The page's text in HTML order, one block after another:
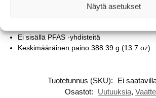
Näytä asetukset
Valmistettu reilun kaupan Fair Trade
Ei sisällä PFAS -yhdisteitä
Keskimääräinen paino 388.39 g (13.7 oz)
Tuotetunnus (SKU):
Ei
Osastot:
Uutuuksia,